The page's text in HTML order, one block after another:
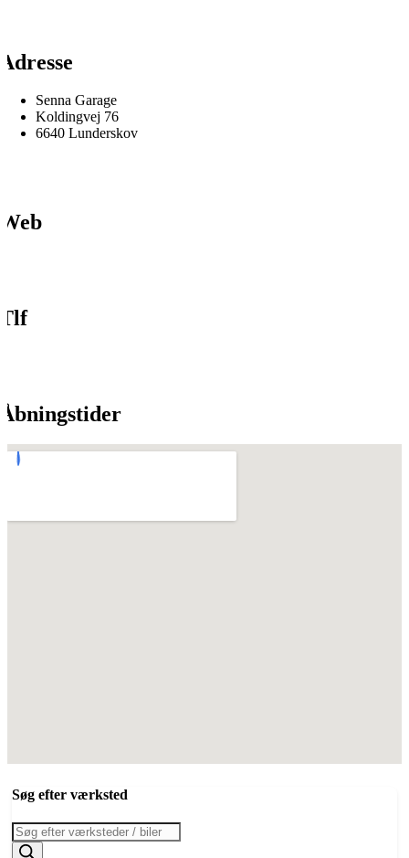
Senna Garage
Koldingvej 76
6640 Lunderskov
Søg efter værksted
Products
search